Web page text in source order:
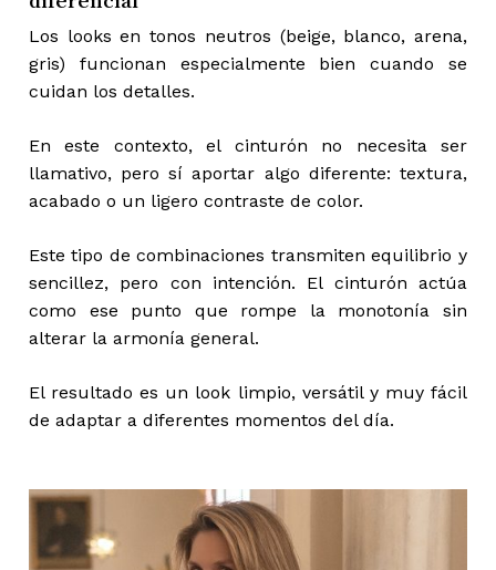
Los looks en tonos neutros (beige, blanco, arena,
gris) funcionan especialmente bien cuando se
cuidan los detalles.
En este contexto, el cinturón no necesita ser
llamativo, pero sí aportar algo diferente: textura,
acabado o un ligero contraste de color.
Este tipo de combinaciones transmiten equilibrio y
sencillez, pero con intención. El cinturón actúa
como ese punto que rompe la monotonía sin
alterar la armonía general.
El resultado es un look limpio, versátil y muy fácil
de adaptar a diferentes momentos del día.